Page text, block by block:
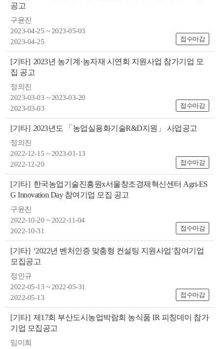
공고
구윤진
2023-04-25 ~ 2023-05-03
2023-04-25
접수마감
[기타] 2023년 농기계·농자재 시연회 지원사업 참가기업 모
집 공고
정의진
2023-03-03 ~ 2023-03-20
2023-03-03
접수마감
[기타] 2023년도 「농업실용화기술R&D지원」 사업공고
정의진
2022-12-15 ~ 2023-01-13
2022-12-20
접수마감
[기타] 한국농업기술진흥원x서울창조경제혁신센터 Agri-ES
G Innovation Day 참여기업 모집 공고
구윤진
2022-10-20 ~ 2022-11-04
2022-10-31
접수마감
[기타] ‘2022년 벤처인증 맞춤형 컨설팅 지원사업’참여기업
모집공고
정인규
2022-05-13 ~ 2022-05-31
2022-05-13
접수마감
[기타] 제17회 부산도시농업박람회 농식품 IR 피칭데이 참가
기업 모집공고
임미희